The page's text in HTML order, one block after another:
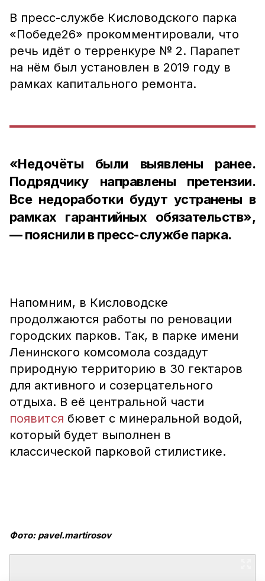
В пресс-службе Кисловодского парка
«Победе26» прокомментировали, что
речь идёт о терренкуре № 2. Парапет
на нём был установлен в 2019 году в
рамках капитального ремонта.
«Недочёты были выявлены ранее.
Подрядчику направлены претензии.
Все недоработки будут устранены в
рамках гарантийных обязательств»,
— пояснили в пресс-службе парка.
Напомним, в Кисловодске
продолжаются работы по реновации
городских парков. Так, в парке имени
Ленинского комсомола создадут
природную территорию в 30 гектаров
для активного и созерцательного
отдыха. В её центральной части
появится бювет с минеральной водой,
который будет выполнен в
классической парковой стилистике.
Фото: pavel.martirosov